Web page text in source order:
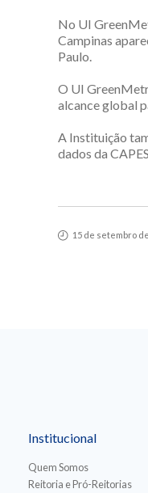
No UI
Campinas
Paulo.
O UI
alcance global
A Instituição
dados da
15 de setembro
Institucional
Quem Somos
Reitoria e Pró-Reitorias